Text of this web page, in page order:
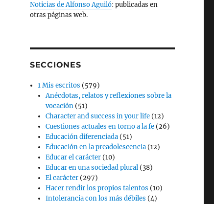
Noticias de Alfonso Aguiló: publicadas en
otras páginas web.
SECCIONES
1 Mis escritos (579)
Anécdotas, relatos y reflexiones sobre la
vocación (51)
Character and success in your life (12)
Cuestiones actuales en torno a la fe (26)
Educación diferenciada (51)
Educación en la preadolescencia (12)
Educar el carácter (10)
Educar en una sociedad plural (38)
El carácter (297)
Hacer rendir los propios talentos (10)
Intolerancia con los más débiles (4)